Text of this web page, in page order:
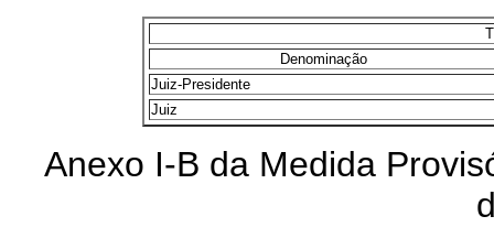
Denominação
Juiz-Presidente
Juiz
Anexo I-B da Medida